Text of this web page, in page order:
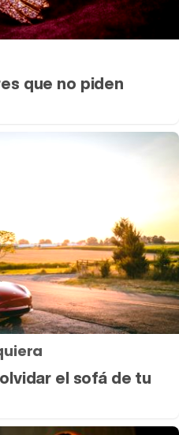
que no piden
el sofá de tu